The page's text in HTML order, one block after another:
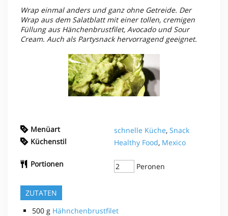
Wrap einmal anders und ganz ohne Getreide. Der
Wrap aus dem Salatblatt mit einer tollen, cremigen
Füllung aus Hänchenbrustfilet, Avocado und Sour
Cream. Auch als Partysnack hervorragend geeignet.
Menüart schnelle Küche, Snack
Küchenstil
Healthy Food, Mexico
Portionen Peronen
ZUTATEN
500 g Hähnchenbrustfilet